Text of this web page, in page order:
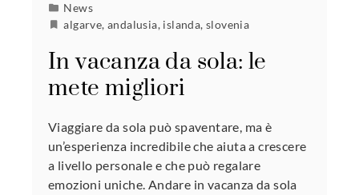
News
algarve,andalusia, islanda,slovenia
In vacanza da sola: le
mete migliori
Viaggiare da sola può spaventare, ma è
un’esperienza incredibile che aiuta a crescere
a livello personale e che può regalare
emozioni uniche. Andare in vacanza da sola